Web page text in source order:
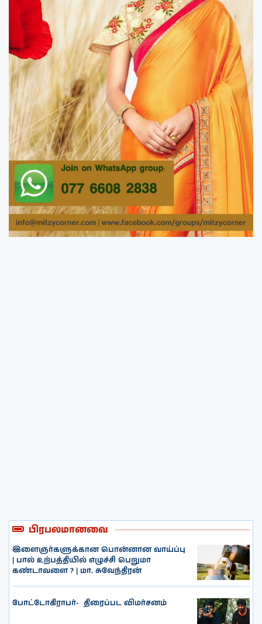
பிரபலமானவை
இளைஞர்களுக்கான பொன்னான வாய்ப்பு
| பால் உற்பத்தியில் எழுச்சி பெறுமா
கண்டாவளை ? | மா. சுவேந்திரன்
போட்டோகிராபர்- ‌ திரைப்பட விமர்சனம்